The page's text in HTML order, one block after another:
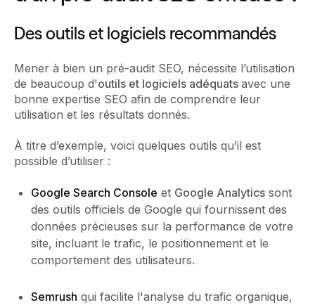
Des outils et logiciels recommandés
Mener à bien un pré-audit SEO, nécessite l’utilisation
de beaucoup d'outils et logiciels adéquats avec une
bonne expertise SEO afin de comprendre leur
utilisation et les résultats donnés.
À titre d’exemple, voici quelques outils qu’il est
possible d’utiliser :
Google Search Console et Google Analytics sont
des outils officiels de Google qui fournissent des
données précieuses sur la performance de votre
site, incluant le trafic, le positionnement et le
comportement des utilisateurs.
Semrush qui facilite l'analyse du trafic organique,